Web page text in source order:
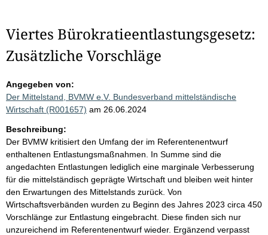
Viertes Bürokratieentlastungsgesetz:
Zusätzliche Vorschläge
Angegeben von:
Der Mittelstand, BVMW e.V. Bundesverband mittelständische
Wirtschaft (R001657) am 26.06.2024
Beschreibung:
Der BVMW kritisiert den Umfang der im Referentenentwurf
enthaltenen Entlastungsmaßnahmen. In Summe sind die
angedachten Entlastungen lediglich eine marginale Verbesserung
für die mittelständisch geprägte Wirtschaft und bleiben weit hinter
den Erwartungen des Mittelstands zurück. Von
Wirtschaftsverbänden wurden zu Beginn des Jahres 2023 circa 450
Vorschlänge zur Entlastung eingebracht. Diese finden sich nur
unzureichend im Referentenentwurf wieder. Ergänzend verpasst